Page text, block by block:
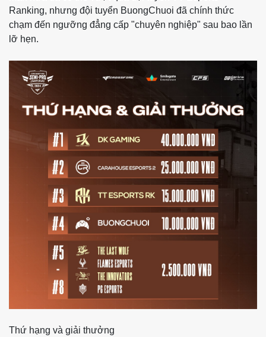
Ranking, nhưng đội tuyển BuongChuoi đã chính thức
chạm đến ngưỡng đẳng cấp "chuyên nghiệp" sau bao lần
lỡ hẹn.
Thứ hạng và giải thưởng